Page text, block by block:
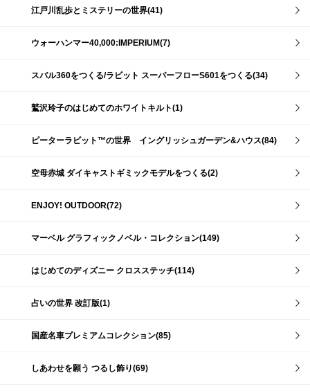
江戸川乱歩とミステリーの世界(41)
ウォーハンマー40,000:IMPERIUM(7)
スバル360をつくる/ラビット スーパーフローS601をつくる(34)
鷲沢玲子のはじめてのホワイトキルト(1)
ピーターラビット™の世界 イングリッシュガーデン&ハウス(84)
空母赤城 ダイキャストギミックモデルをつくる(2)
ENJOY! OUTDOOR(72)
マーベル グラフィックノベル・コレクション(149)
はじめてのディズニー クロスステッチ(114)
占いの世界 改訂版(1)
国産名車プレミアムコレクション(85)
しあわせを願う つるし飾り(69)